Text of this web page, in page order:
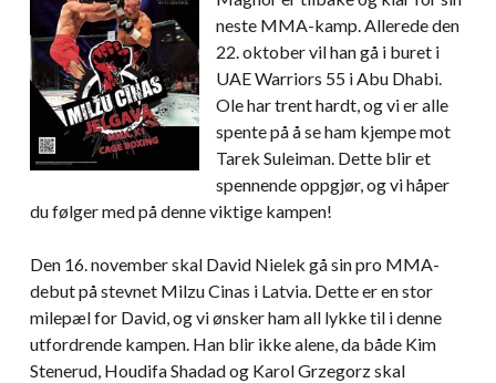
neste MMA-kamp. Allerede den
22. oktober vil han gå i buret i
UAE Warriors 55 i Abu Dhabi.
Ole har trent hardt, og vi er alle
spente på å se ham kjempe mot
Tarek Suleiman. Dette blir et
spennende oppgjør, og vi håper
du følger med på denne viktige kampen!
Den 16. november skal David Nielek gå sin pro MMA-
debut på stevnet Milzu Cinas i Latvia. Dette er en stor
milepæl for David, og vi ønsker ham all lykke til i denne
utfordrende kampen. Han blir ikke alene, da både Kim
Stenerud, Houdifa Shadad og Karol Grzegorz skal